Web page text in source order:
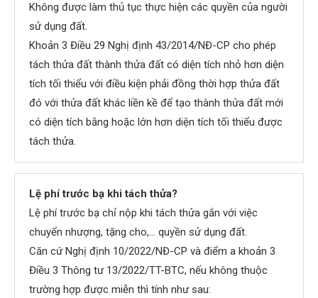
Không được làm thủ tục thực hiện các quyền của người
sử dụng đất.
Khoản 3 Điều 29 Nghị định 43/2014/NĐ-CP cho phép
tách thửa đất thành thửa đất có diện tích nhỏ hơn diện
tích tối thiểu với điều kiện phải đồng thời hợp thửa đất
đó với thửa đất khác liền kề để tạo thành thửa đất mới
có diện tích bằng hoặc lớn hơn diện tích tối thiểu được
tách thửa.
Lệ phí trước bạ khi tách thửa?
Lệ phí trước bạ chỉ nộp khi tách thửa gắn với việc
chuyển nhượng, tặng cho,… quyền sử dụng đất.
Căn cứ Nghị định 10/2022/NĐ-CP và điểm a khoản 3
Điều 3 Thông tư 13/2022/TT-BTC, nếu không thuộc
trường hợp được miễn thì tính như sau: